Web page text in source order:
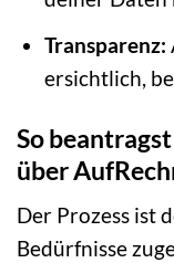
Transparenz:
ersichtlich,
So
über
Der Prozess ist
Bedürfnisse